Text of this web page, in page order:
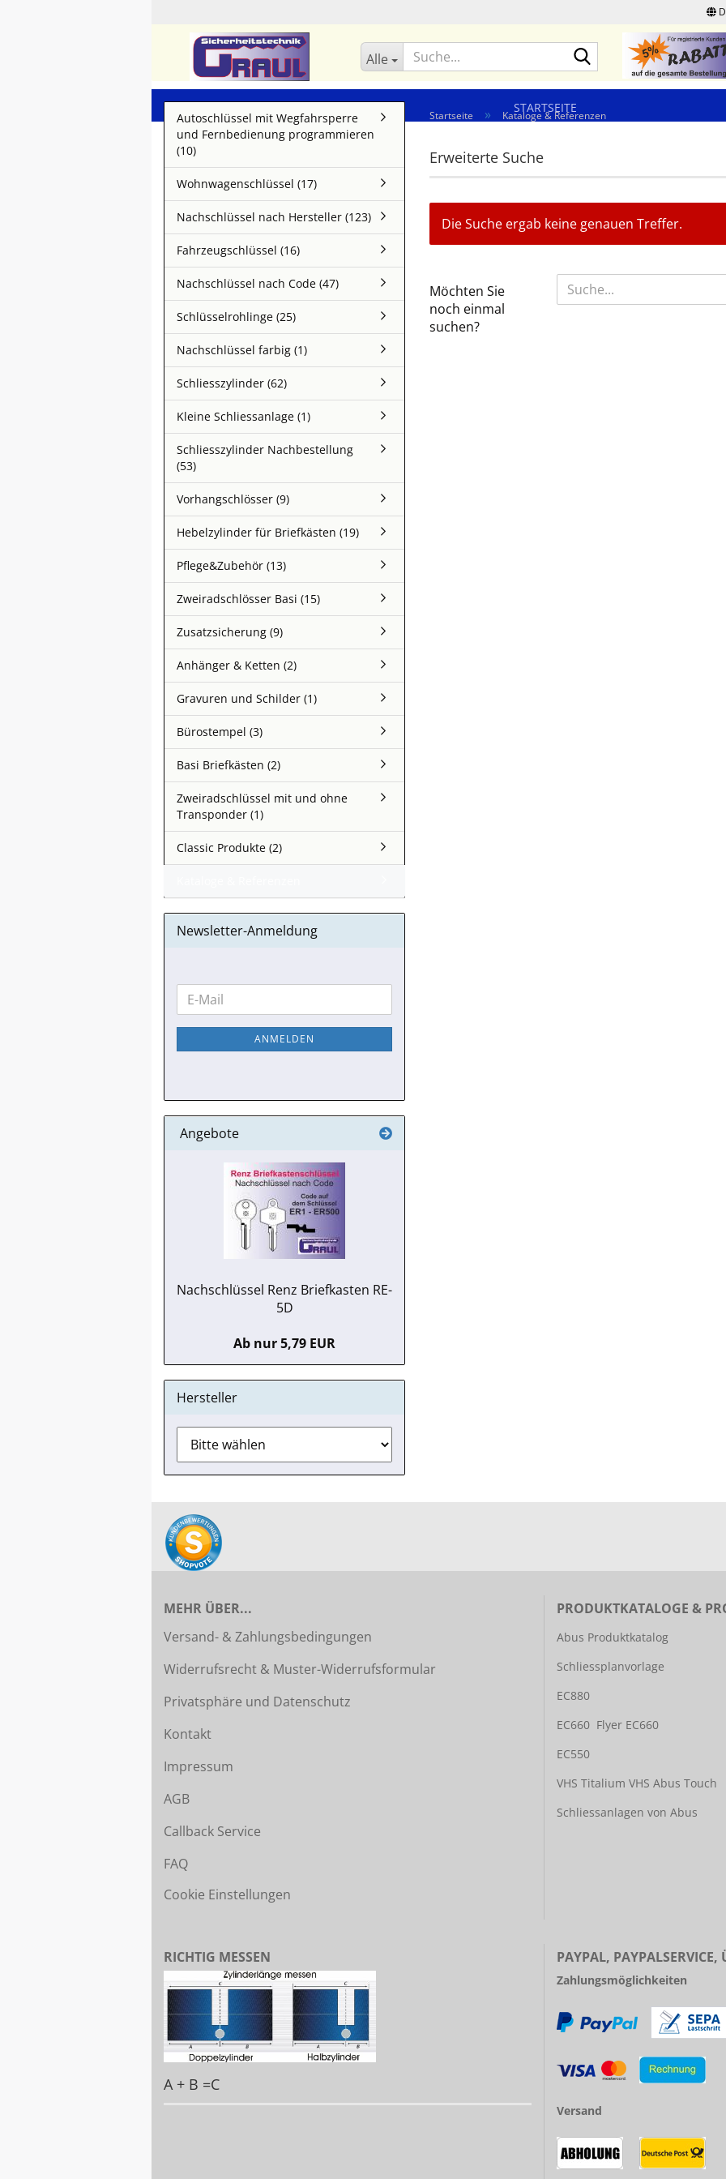
Alle Suche...
STARTSEITE
Startseite » Kataloge & Referenzen
Erweiterte Suche
Die Suche ergab keine genauen Treffer.
MÖCHTEN
SIE
NOCH
EINMAL
Möchten Sie
noch einmal
suchen?
Autoschlüssel mit Wegfahrsperre
und Fernbedienung programmieren
(10)
Wohnwagenschlüssel (17)
Nachschlüssel nach Hersteller (123)
Fahrzeugschlüssel (16)
Nachschlüssel nach Code (47)
Schlüsselrohlinge (25)
Nachschlüssel farbig (1)
Schliesszylinder (62)
Kleine Schliessanlage (1)
Schliesszylinder Nachbestellung
(53)
Vorhangschlösser (9)
Hebelzylinder für Briefkästen (19)
Pflege&Zubehör (13)
Zweiradschlösser Basi (15)
Zusatzsicherung (9)
Anhänger & Ketten (2)
Gravuren und Schilder (1)
Bürostempel (3)
Basi Briefkästen (2)
Zweiradschlüssel mit und ohne
Transponder (1)
Classic Produkte (2)
Newsletter-Anmeldung
WEITER
ZUR
NEWSLETTER-
ANMELDUNG
E-
Mail
ANMELDEN
Angebote
Nachschlüssel Renz Briefkasten RE-
5D
Ab nur 5,79 EUR
Hersteller
MEHR ÜBER...
Versand- & Zahlungsbedingungen
Widerrufsrecht & Muster-Widerrufsformular
Privatsphäre und Datenschutz
Kontakt
Impressum
AGB
Callback Service
FAQ
Cookie Einstellungen
PRODUKTKATALOGE &
Abus Produktkatalog
Schliessplanvorlage
EC880
EC660 Flyer EC660
EC550
VHS Titalium VHS Abus Touch
Schliessanlagen von Abus
RICHTIG MESSEN
A + B =C
PAYPAL, PAYPALSERVICE,
Zahlungsmöglichkeiten
Versand